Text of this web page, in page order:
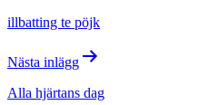
illbatting te pöjk
Nästa inlägg
Alla hjärtans dag